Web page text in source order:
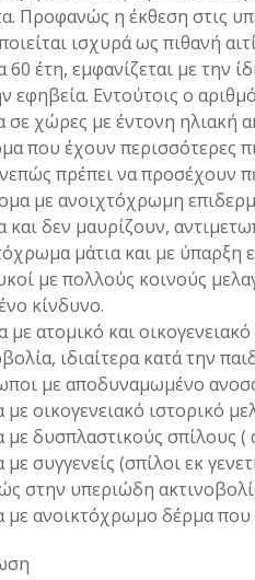
Προφανώς η έκθεση στις
ισχυρά ως πιθανή
60 έτη, εμφανίζεται με την
εφηβεία. Εντούτοις ο
σε χώρες με έντονη ηλιακή
που έχουν περισσότερες
πρέπει να προσέχουν
με ανοιχτόχρωμη
και δεν μαυρίζουν,
μάτια και με ύπαρξη
με πολλούς κοινούς
κίνδυνο.
με ατομικό και
ιδιαίτερα κατά την
με αποδυναμωμένο
με οικογενειακό ιστορικό
με δυσπλαστικούς σπίλους (
με συγγενείς (σπίλοι εκ
στην υπεριώδη
με ανοικτόχρωμο δέρμα